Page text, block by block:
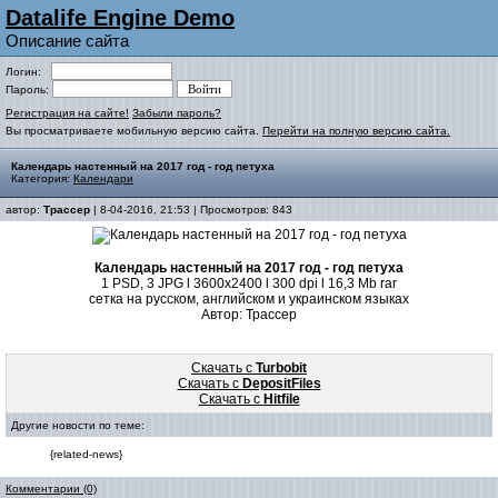
Datalife Engine Demo
Описание сайта
Логин:
Пароль:
Регистрация на сайте! Забыли пароль?
Вы просматриваете мобильную версию сайта. Перейти на полную версию сайта.
Календарь настенный на 2017 год - год петуха
Категория: Календари
автор: Трассер | 8-04-2016, 21:53 | Просмотров: 843
Календарь настенный на 2017 год - год петуха
1 PSD, 3 JPG l 3600x2400 l 300 dpi l 16,3 Mb rar
сетка на русском, английском и украинском языках
Автор: Трассер
Скачать с Turbobit
Скачать с DepositFiles
Скачать с Hitfile
Другие новости по теме:
{related-news}
Комментарии (0)